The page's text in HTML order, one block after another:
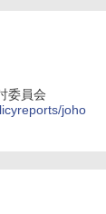
委員会
joho